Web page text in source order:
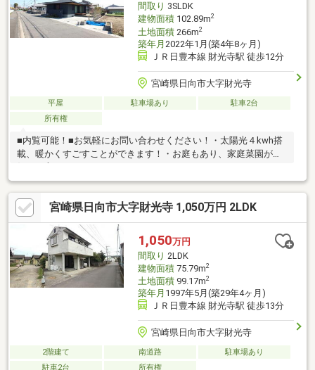
間取り 3SLDK
建物面積102.89m2
土地面積266m2
築年月 2022年1月(築4年8ヶ月)
ＪＲ日豊本線 財光寺駅 徒歩12分
宮崎県日向市大字財光寺
平屋 駐車場あり
駐車2台
所有権
■内覧可能！■お気軽にお問い合わせください！・太陽光４kwh搭
載、暖かくすごすことができます！・お庭もあり、家庭菜園がお
宮崎県日向市大字財光寺 1,050万円 2LDK
1,050万円
間取り 2LDK
建物面積75.79m2
土地面積99.17m2
築年月 1997年5月(築29年4ヶ月)
ＪＲ日豊本線 財光寺駅 徒歩13分
宮崎県日向市大字財光寺
2階建て 南道路
駐車場あり
駐車2台
所有権